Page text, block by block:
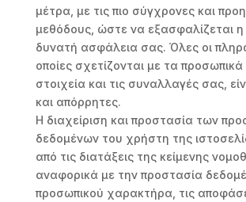
μέτρα, με τις πιο σύγχρονες και
μεθόδους, ώστε να εξασφαλίζεται η
δυνατή ασφάλεια σας. Όλες οι
οποίες σχετίζονται με τα
στοιχεία και τις συναλλαγές σας,
και απόρρητες.
Η διαχείριση και προστασία των
δεδομένων του χρήστη της
από τις διατάξεις της κείμενης
αναφορικά με την προστασία
προσωπικού χαρακτήρα, τις